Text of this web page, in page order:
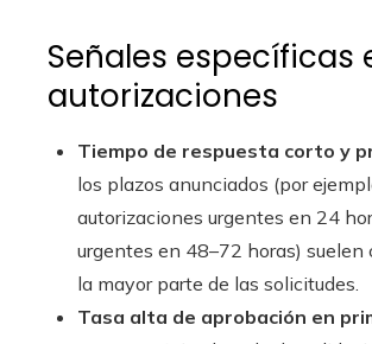
Señales específicas
autorizaciones
Tiempo de respuesta corto y
los plazos anunciados (por
autorizaciones urgentes en 24
urgentes en 48–72 horas) suelen
la mayor parte de las solicitudes.
Tasa alta de aprobación en